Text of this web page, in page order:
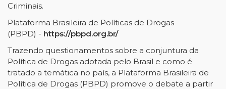
Criminais.
Plataforma Brasileira de Políticas de Drogas
(PBPD) - https://pbpd.org.br/
Trazendo questionamentos sobre a conjuntura da
Política de Drogas adotada pelo Brasil e como é
tratado a temática no país, a Plataforma Brasileira de
Política de Drogas (PBPD) promove o debate a partir